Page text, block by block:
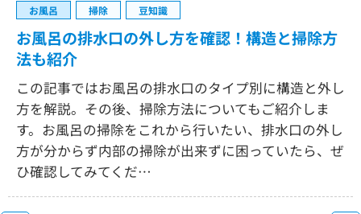
お風呂 掃除 豆知識
お風呂の排水口の外し方を確認！構造と掃除方
法も紹介
この記事ではお風呂の排水口のタイプ別に構造と外し
方を解説。その後、掃除方法についてもご紹介しま
す。お風呂の掃除をこれから行いたい、排水口の外し
方が分からず内部の掃除が出来ずに困っていたら、ぜ
ひ確認してみてくだ…